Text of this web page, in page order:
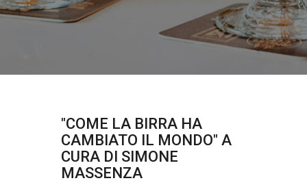
ACQUISTA BIGLIETTO
"COME LA BIRRA HA
CAMBIATO IL MONDO" A
CURA DI SIMONE
MASSENZA